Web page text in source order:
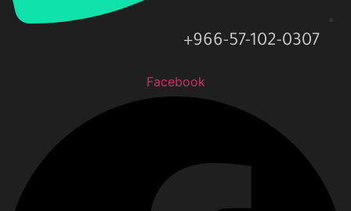
966-57-102-0307+
Facebook